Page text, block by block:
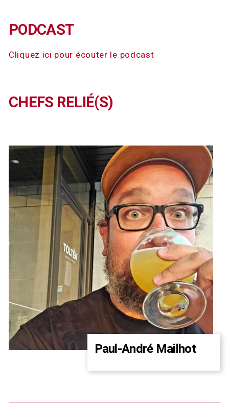
PODCAST
Cliquez ici pour écouter le podcast
CHEFS RELIÉ(S)
Paul-André Mailhot